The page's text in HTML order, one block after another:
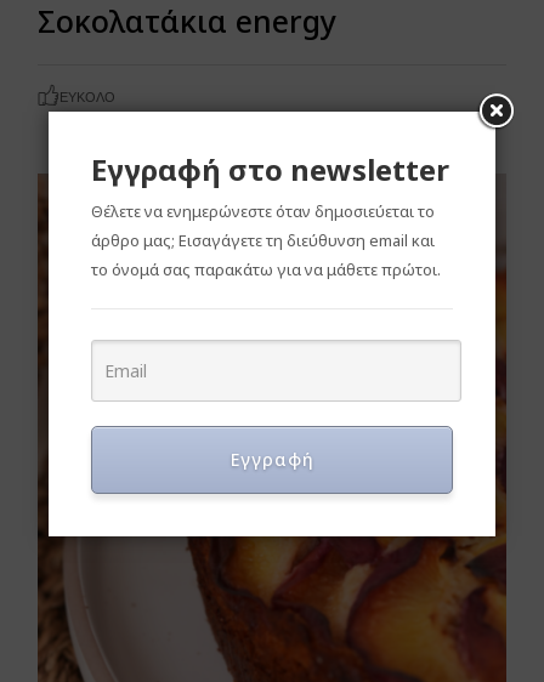
Σοκολατάκια energy
ΕΎΚΟΛΟ
Εγγραφή στο newsletter
Θέλετε να ενημερώνεστε όταν δημοσιεύεται το
άρθρο μας; Εισαγάγετε τη διεύθυνση email και
το όνομά σας παρακάτω για να μάθετε πρώτοι.
Εγγραφή